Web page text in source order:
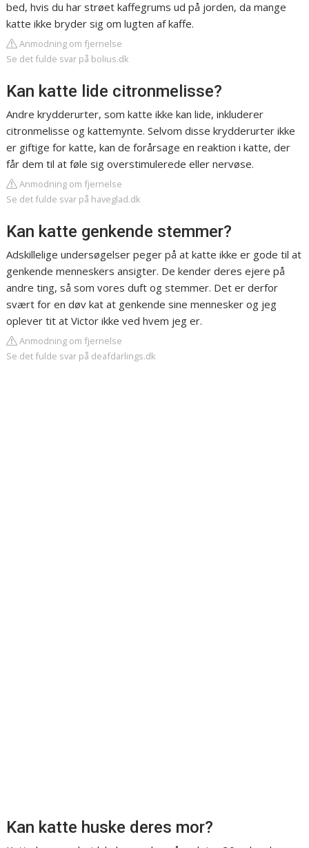
bed, hvis du har strøet kaffegrums ud på jorden, da mange
katte ikke bryder sig om lugten af kaffe.
Anmodning om fjernelse
Se det fulde svar på bolius.dk
Kan katte lide citronmelisse?
Andre krydderurter, som katte ikke kan lide, inkluderer
citronmelisse og kattemynte. Selvom disse krydderurter ikke
er giftige for katte, kan de forårsage en reaktion i katte, der
får dem til at føle sig overstimulerede eller nervøse.
Anmodning om fjernelse
Se det fulde svar på haveglad.dk
Kan katte genkende stemmer?
Adskillelige undersøgelser peger på at katte ikke er gode til at
genkende menneskers ansigter. De kender deres ejere på
andre ting, så som vores duft og stemmer. Det er derfor
svært for en døv kat at genkende sine mennesker og jeg
oplever tit at Victor ikke ved hvem jeg er.
Anmodning om fjernelse
Se det fulde svar på deafdarlings.dk
Kan katte huske deres mor?